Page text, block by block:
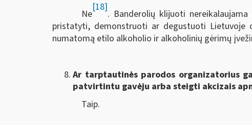
Ne
[18]
. Banderolių klijuoti
pristatyti, demonstruoti ar degustuoti Lietuvoje
numatomą etilo alkoholio ir alkoholinių gėrimų
Ar tarptautinės parodos organizatorius
patvirtintu gavėju arba steigti akcizais
Taip.